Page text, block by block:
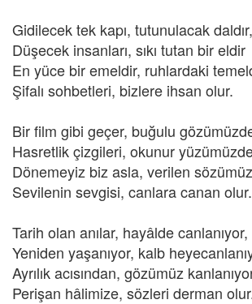
Gidilecek tek kapı, tutunulacak daldır,
Düşecek insanları, sıkı tutan bir eldir
En yüce bir emeldir, ruhlardaki
Şifalı sohbetleri, bizlere ihsan olur.
Bir film gibi geçer, buğulu
Hasretlik çizgileri, okunur
Dönemeyiz biz asla, verilen
Sevilenin sevgisi, canlara canan olur.
Tarih olan anılar, hayâlde canlanıyor,
Yeniden yaşanıyor, kalb
Ayrılık acısından, gözümüz
Perişan hâlimize, sözleri derman